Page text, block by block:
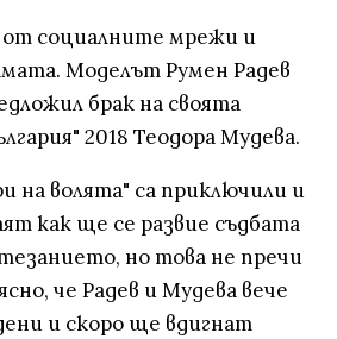
от социалните мрежи и
Моделът Румен Радев
брак на своята
2018 Теодора Мудева.
на волята" са приключили и
как ще се развие съдбата
но това не пречи
че Радев и Мудева вече
и скоро ще вдигнат